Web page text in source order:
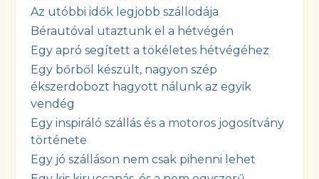
Az utóbbi idők legjobb szállodája
Bérautóval utaztunk el a hétvégén
Egy apró segített a tökéletes hétvégéhez
Egy bőrből készült, nagyon szép
ékszerdobozt hagyott nálunk az egyik
vendég
Egy inspiráló szállás és a motoros jogosítvány
története
Egy jó szálláson nem csak pihenni lehet